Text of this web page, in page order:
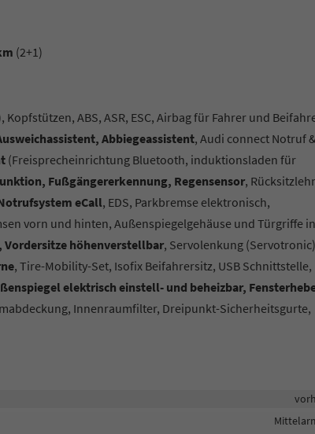
(2+1)
, Kopfstützen, ABS, ASR, ESC, Airbag für Fahrer und
Abbiegeassistent, Audi connect Notruf
(Freisprecheinrichtung Bluetooth, induktionsladen für
Fußgängererkennung, Regensensor,
eCall, EDS, Parkbremse elektronisch,
vorn und hinten, Außenspiegelgehäuse und Türgriffe in
Vordersitze höhenverstellbar, Servolenkung
, Tire-Mobility-Set, Isofix Beifahrersitz, USB Schnittstelle,
elektrisch einstell- und beheizbar,
Innenraumfilter, Dreipunkt-Sicherheitsgurte,